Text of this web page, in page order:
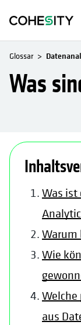
Glossar
Was
Was ist
Warum
Wie
aus